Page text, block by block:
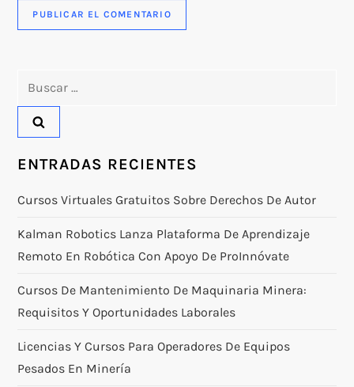
ENTRADAS RECIENTES
Cursos Virtuales Gratuitos Sobre Derechos De Autor
Kalman Robotics Lanza Plataforma De Aprendizaje
Remoto En Robótica Con Apoyo De ProInnóvate
Cursos De Mantenimiento De Maquinaria Minera:
Requisitos Y Oportunidades Laborales
Licencias Y Cursos Para Operadores De Equipos
Pesados En Minería